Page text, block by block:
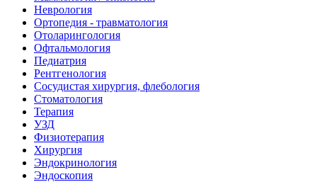
Неврология
Ортопедия - травматология
Отоларингология
Офтальмология
Педиатрия
Рентгенология
Сосудистая хирургия, флебология
Стоматология
Терапия
УЗД
Физиотерапия
Хирургия
Эндокринология
Эндоскопия